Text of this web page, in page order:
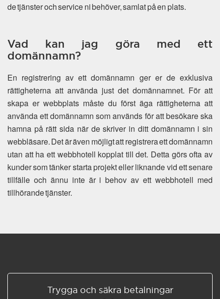
de tjänster och service ni behöver, samlat på en plats.
Vad kan jag göra med ett
domännamn?
En registrering av ett domännamn ger er de exklusiva
rättigheterna att använda just det domännamnet. För att
skapa er webbplats måste du först äga rättigheterna att
använda ett domännamn som används för att besökare ska
hamna på rätt sida när de skriver in ditt domännamn i sin
webbläsare. Det är även möjligt att registrera ett domännamn
utan att ha ett webbhotell kopplat till det. Detta görs ofta av
kunder som tänker starta projekt eller liknande vid ett senare
tillfälle och ännu inte är i behov av ett webbhotell med
tillhörande tjänster.
Trygga och säkra betalningar